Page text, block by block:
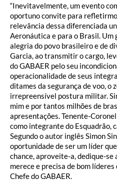
“Inevitavelmente, um evento
oportuno convite para
relevância dessa diferenciada
Aeronáutica e para o Brasil. Um
alegria do povo brasileiro e de
Garcia, ao transmitir o cargo,
do GABAER pelo seu
operacionalidade de seus
ditames da segurança de voo, o
irrepreensível postura militar.
mim e por tantos milhões de
apresentações. Tenente-
como integrante do Esquadrão,
Segundo o autor inglês Simon
oportunidade de ser um líder
chance, aproveite-a, dedique-se
merece e precisa de bom líderes
Chefe do GABAER.